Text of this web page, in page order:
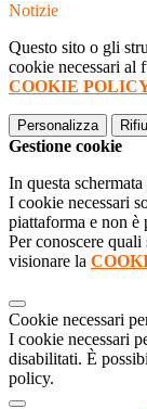
Notizie
Questo sito o gli
cookie necessari al
COOKIE
Personalizza
Gestione cookie
In questa
I cookie necessari
piattaforma e non è
Per conoscere
visionare la
Cookie necessari
I cookie necessari
disabilitati. È
policy.